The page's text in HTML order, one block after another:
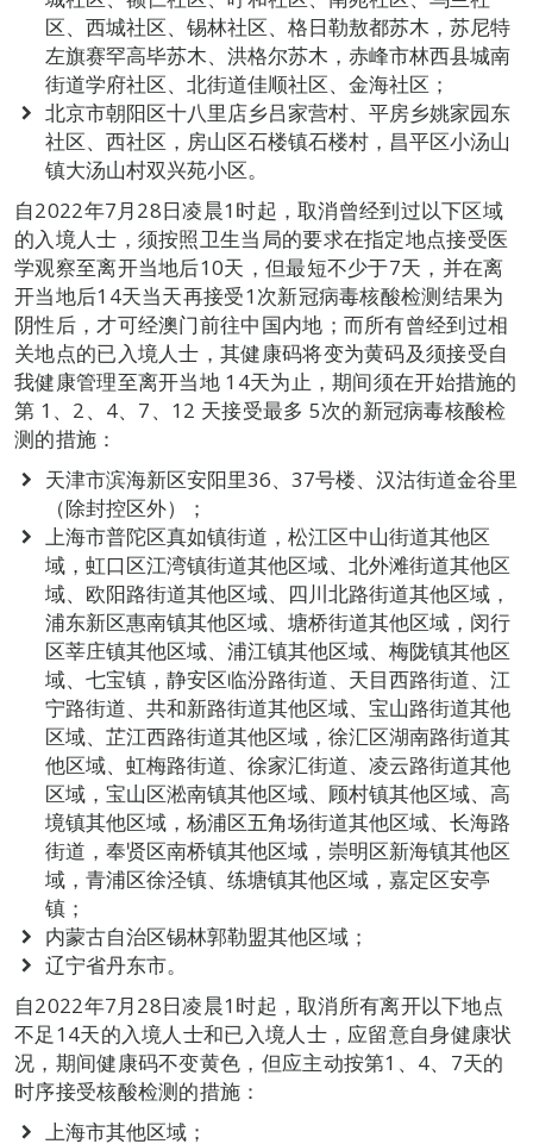
区、西城社区、锡林社区、格日勒敖都苏木，苏尼特
左旗赛罕高毕苏木、洪格尔苏木，赤峰市林西县城南
街道学府社区、北街道佳顺社区、金海社区；
北京市朝阳区十八里店乡吕家营村、平房乡姚家园东
社区、西社区，房山区石楼镇石楼村，昌平区小汤山
镇大汤山村双兴苑小区。
自2022年7月28日凌晨1时起，取消曾经到过以下区域
的入境人士，须按照卫生当局的要求在指定地点接受医
学观察至离开当地后10天，但最短不少于7天，并在离
开当地后14天当天再接受1次新冠病毒核酸检测结果为
阴性后，才可经澳门前往中国内地；而所有曾经到过相
关地点的已入境人士，其健康码将变为黄码及须接受自
我健康管理至离开当地 14天为止，期间须在开始措施的
第 1、2、4、7、12 天接受最多 5次的新冠病毒核酸检
测的措施：
天津市滨海新区安阳里36、37号楼、汉沽街道金谷里
（除封控区外）；
上海市普陀区真如镇街道，松江区中山街道其他区
域，虹口区江湾镇街道其他区域、北外滩街道其他区
域、欧阳路街道其他区域、四川北路街道其他区域，
浦东新区惠南镇其他区域、塘桥街道其他区域，闵行
区莘庄镇其他区域、浦江镇其他区域、梅陇镇其他区
域、七宝镇，静安区临汾路街道、天目西路街道、江
宁路街道、共和新路街道其他区域、宝山路街道其他
区域、芷江西路街道其他区域，徐汇区湖南路街道其
他区域、虹梅路街道、徐家汇街道、凌云路街道其他
区域，宝山区淞南镇其他区域、顾村镇其他区域、高
境镇其他区域，杨浦区五角场街道其他区域、长海路
街道，奉贤区南桥镇其他区域，崇明区新海镇其他区
域，青浦区徐泾镇、练塘镇其他区域，嘉定区安亭
镇；
内蒙古自治区锡林郭勒盟其他区域；
辽宁省丹东市。
自2022年7月28日凌晨1时起，取消所有离开以下地点
不足14天的入境人士和已入境人士，应留意自身健康状
况，期间健康码不变黄色，但应主动按第1、4、7天的
时序接受核酸检测的措施：
上海市其他区域；